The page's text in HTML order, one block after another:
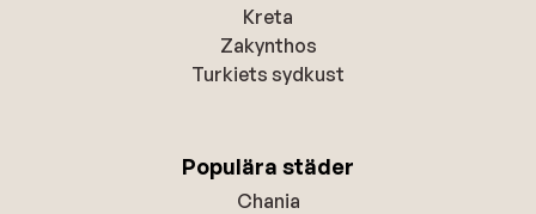
Kreta
Zakynthos
Turkiets sydkust
Populära städer
Chania